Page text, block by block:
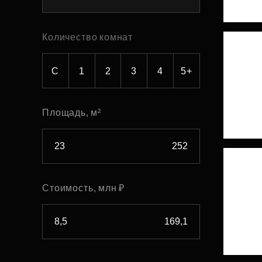
Рефинансирование
Количество комнат
С 1 2 3 4 5+
Площадь, м²
Стоимость, млн ₽